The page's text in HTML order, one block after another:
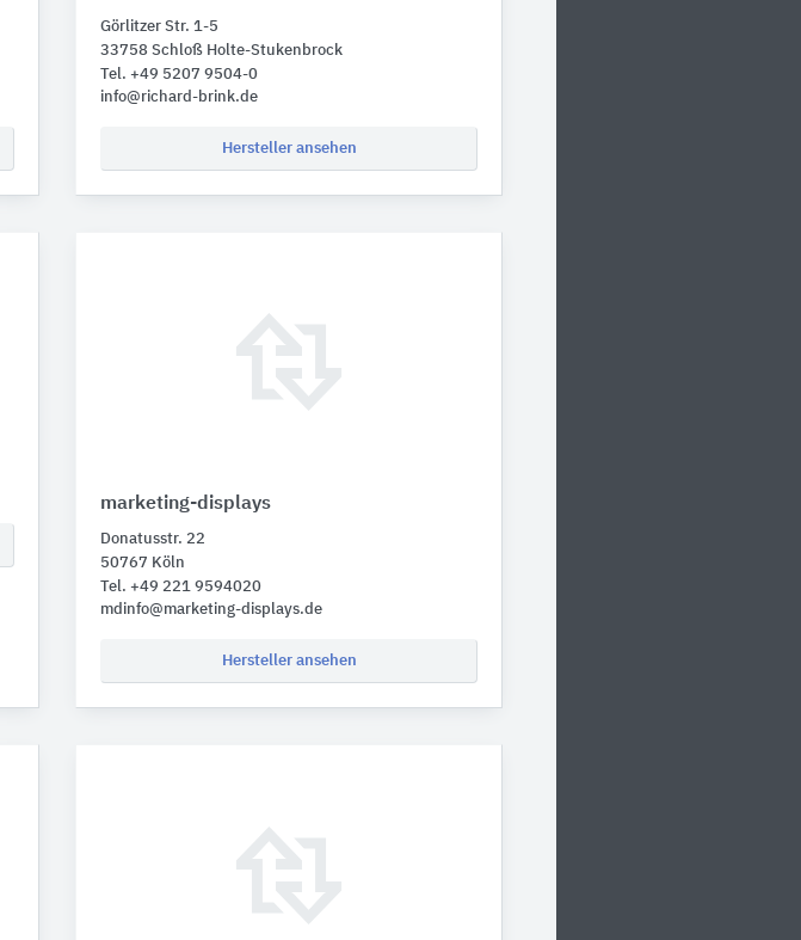
Görlitzer Str. 1-5
33758 Schloß Holte-Stukenbrock
Tel. +49 5207 9504-0
info@richard-brink.de
Hersteller ansehen
marketing-displays
Donatusstr. 22
50767 Köln
Tel. +49 221 9594020
mdinfo@marketing-displays.de
Hersteller ansehen